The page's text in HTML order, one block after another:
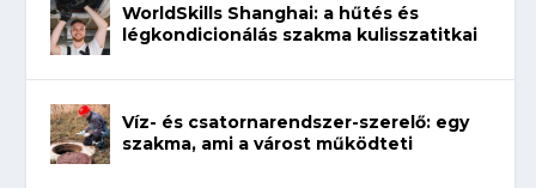
WorldSkills Shanghai: a hűtés és
légkondicionálás szakma kulisszatitkai
Víz- és csatornarendszer-szerelő: egy
szakma, ami a várost működteti